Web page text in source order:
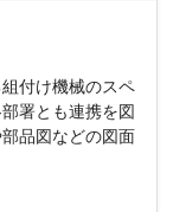
付け機械のスペ
署とも連携を図
品図などの図面